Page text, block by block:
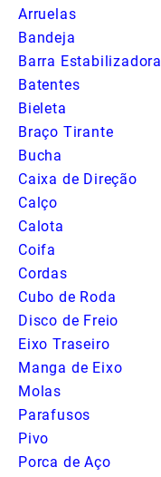
Arruelas
Bandeja
Barra Estabilizadora
Batentes
Bieleta
Braço Tirante
Bucha
Caixa de Direção
Calço
Calota
Coifa
Cordas
Cubo de Roda
Disco de Freio
Eixo Traseiro
Manga de Eixo
Molas
Parafusos
Pivo
Porca de Aço